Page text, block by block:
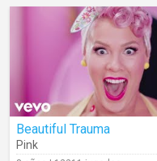
Beautiful Trauma
Pink